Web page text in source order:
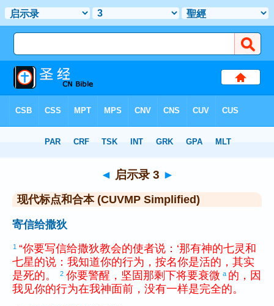
> 启示录 3
◄ 启示录 3 ►
现代标点和合本 (CUVMP Simplified)
寄信给撒狄
1 “你要写信给撒狄教会的使者说 ： ‘那有神的七灵和
七星的说 ： 我知道你的行为 ， 按名你是活的 ， 其实
是死的。 2 你要警醒 ， 坚固 那剩下将要衰微 a 的 ， 因
我见你的行为在我神面前 ， 没有一样是完全的。